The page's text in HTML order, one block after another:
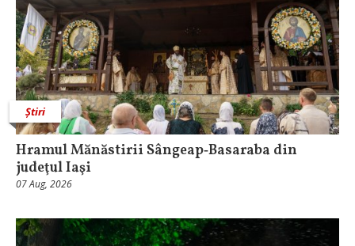
Știri
Hramul Mănăstirii Sângeap‑Basaraba din
judeţul Iaşi
07 Aug, 2026